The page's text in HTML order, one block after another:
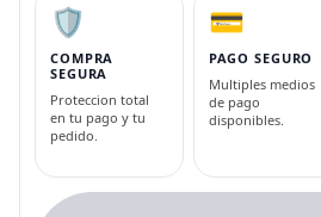
🛡️
COMPRA
SEGURA
Proteccion total
en tu pago y tu
pedido.
💳
PAGO SEGURO
Multiples medios
de pago
disponibles.